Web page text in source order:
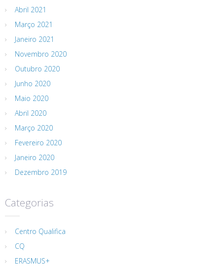
Abril 2021
Março 2021
Janeiro 2021
Novembro 2020
Outubro 2020
Junho 2020
Maio 2020
Abril 2020
Março 2020
Fevereiro 2020
Janeiro 2020
Dezembro 2019
Categorias
Centro Qualifica
CQ
ERASMUS+